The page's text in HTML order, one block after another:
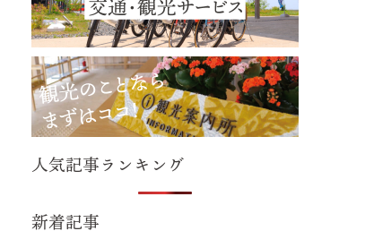
人気記事ランキング
新着記事